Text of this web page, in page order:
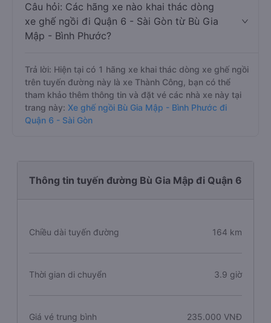
Câu hỏi: Các hãng xe nào khai thác dòng
xe ghế ngồi đi Quận 6 - Sài Gòn từ Bù Gia
Mập - Bình Phước?
Trả lời: Hiện tại có 1 hãng xe khai thác dòng xe ghế ngồi
trên tuyến đường này là xe Thành Công, bạn có thể
tham khảo thêm thông tin và đặt vé các nhà xe này tại
trang này: Xe ghế ngồi Bù Gia Mập - Bình Phước đi
Quận 6 - Sài Gòn
Thông tin tuyến đường Bù Gia Mập đi Quận 6
Chiều dài tuyến đường 164 km
Thời gian di chuyển 3.9 giờ
Giá vé trung bình 235.000 VNĐ